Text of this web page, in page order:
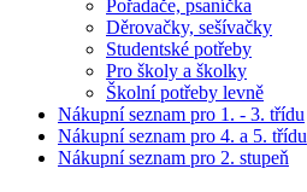
Pořadače, psaníčka
Děrovačky, sešívačky
Studentské potřeby
Pro školy a školky
Školní potřeby levně
Nákupní seznam pro 1. - 3. třídu
Nákupní seznam pro 4. a 5. třídu
Nákupní seznam pro 2. stupeň